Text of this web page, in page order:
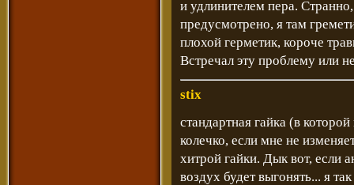
и удлинителем пера.
предусмотрено, я там
плохой герметик, короче
Встречал эту проблему или
stix
стандартная гайка (в
колечко, если мне не
хитрой гайки. Дык вот, если
воздух будет выгонять... я